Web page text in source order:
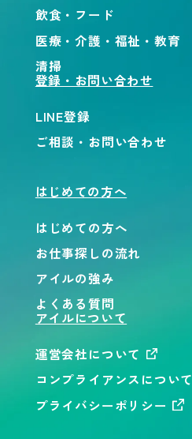
飲食・フード
医療・介護・福祉・教育
清掃
登録・お問い合わせ
LINE登録
ご相談・お問い合わせ
はじめての方へ
はじめての方へ
お仕事探しの流れ
アイルの強み
よくある質問
アイルについて
運営会社について
コンプライアンスについて
プライバシーポリシー